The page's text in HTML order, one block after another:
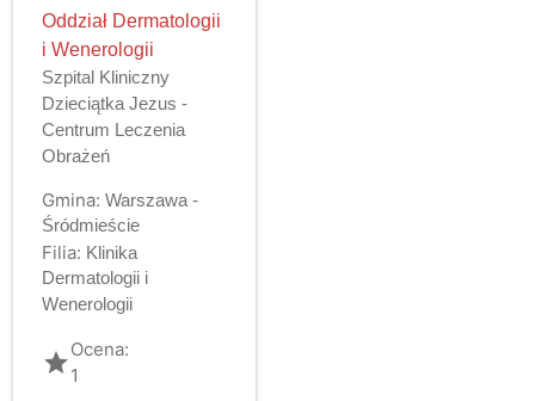
Oddział Dermatologii
i Wenerologii
Szpital Kliniczny
Dzieciątka Jezus -
Centrum Leczenia
Obrażeń
Gmina: Warszawa -
Śródmieście
Filia: Klinika
Dermatologii i
Wenerologii
gradeOcena:
1